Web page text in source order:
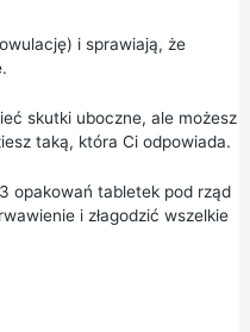
i sprawiają, że
skutki uboczne, ale możesz
taką, która Ci odpowiada.
opakowań tabletek pod rząd
i złagodzić wszelkie